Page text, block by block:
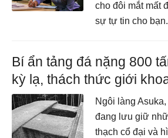
cho đôi mắt mất
sự tự tin cho bạn.
Bí ẩn tảng đá nặng 800
kỳ lạ, thách thức giới
Ngôi làng
đang lưu giữ
thạch cổ đại và